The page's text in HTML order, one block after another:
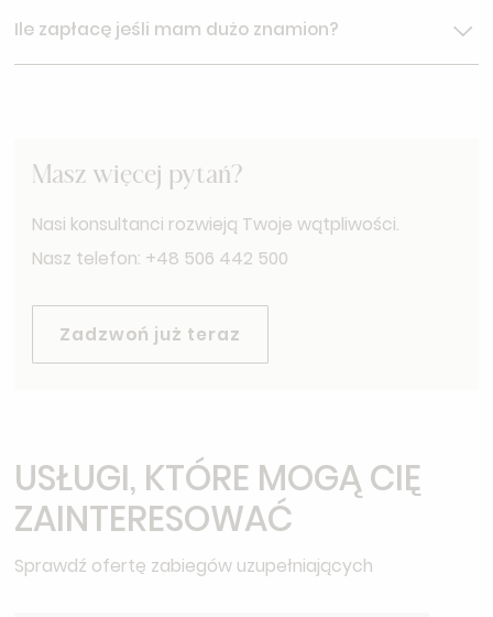
Masz więcej pytań?
Nasi konsultanci rozwieją Twoje wątpliwości.
Nasz telefon: +48 506 442 500
Zadzwoń już teraz
zabiegi wykonują wykwalifikowani lekarze i
znamię podejrzane o nowotwór możlie jest wykonanie
biopsji lub wycięcia podczas tej samej wizyty.
Ile zapłacę jeśli mam dużo znamion?
USŁUGI, KTÓRE MOGĄ CIĘ
ZAINTERESOWAĆ
Sprawdź ofertę zabiegów uzupełniających